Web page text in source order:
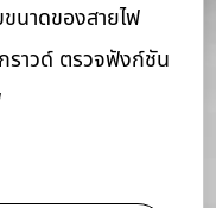
นาดของสายไฟ
ราวด์ ตรวจฟังก์ชัน